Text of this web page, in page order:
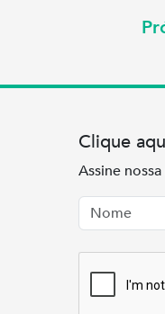
Clique
Assine
Nome
Email